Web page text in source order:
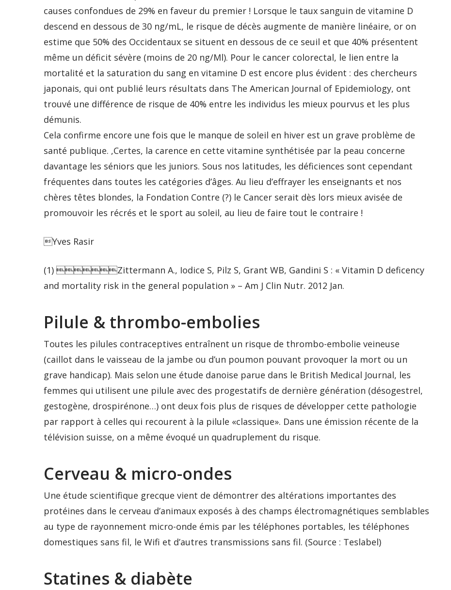
causes confondues de 29% en faveur du premier ! Lorsque le taux sanguin de vitamine D
descend en dessous de 30 ng/mL, le risque de décès augmente de manière linéaire, or on
estime que 50% des Occidentaux se situent en dessous de ce seuil et que 40% présentent
même un déficit sévère (moins de 20 ng/Ml). Pour le cancer colorectal, le lien entre la
mortalité et la saturation du sang en vitamine D est encore plus évident : des chercheurs
japonais, qui ont publié leurs résultats dans The American Journal of Epidemiology, ont
trouvé une différence de risque de 40% entre les individus les mieux pourvus et les plus
démunis.
Cela confirme encore une fois que le manque de soleil en hiver est un grave problème de
santé publique. ,Certes, la carence en cette vitamine synthétisée par la peau concerne
davantage les séniors que les juniors. Sous nos latitudes, les déficiences sont cependant
fréquentes dans toutes les catégories d’âges. Au lieu d’effrayer les enseignants et nos
chères têtes blondes, la Fondation Contre (?) le Cancer serait dès lors mieux avisée de
promouvoir les récrés et le sport au soleil, au lieu de faire tout le contraire !
Yves Rasir
(1) Zittermann A., Iodice S, Pilz S, Grant WB, Gandini S : « Vitamin D deficency
and mortality risk in the general population » – Am J Clin Nutr. 2012 Jan.
Pilule & thrombo-embolies
Toutes les pilules contraceptives entraînent un risque de thrombo-embolie veineuse
(caillot dans le vaisseau de la jambe ou d’un poumon pouvant provoquer la mort ou un
grave handicap). Mais selon une étude danoise parue dans le British Medical Journal, les
femmes qui utilisent une pilule avec des progestatifs de dernière génération (désogestrel,
gestogène, drospirénone…) ont deux fois plus de risques de développer cette pathologie
par rapport à celles qui recourent à la pilule «classique». Dans une émission récente de la
télévision suisse, on a même évoqué un quadruplement du risque.
Cerveau & micro-ondes
Une étude scientifique grecque vient de démontrer des altérations importantes des
protéines dans le cerveau d’animaux exposés à des champs électromagnétiques semblables
au type de rayonnement micro-onde émis par les téléphones portables, les téléphones
domestiques sans fil, le Wifi et d’autres transmissions sans fil. (Source : Teslabel)
Statines & diabète